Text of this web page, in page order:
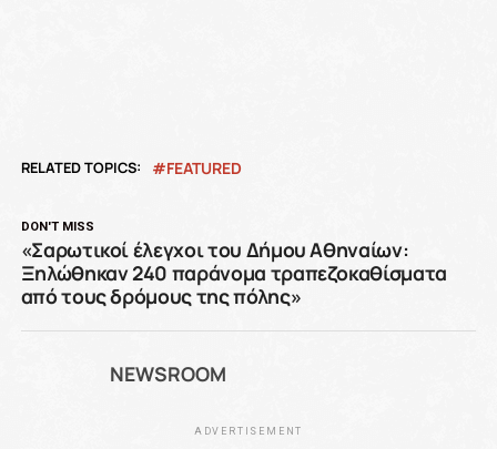
RELATED TOPICS: FEATURED
DON'T MISS
«Σαρωτικοί έλεγχοι του Δήμου Αθηναίων:
Ξηλώθηκαν 240 παράνομα τραπεζοκαθίσματα
από τους δρόμους της πόλης»
NEWSROOM
ADVERTISEMENT